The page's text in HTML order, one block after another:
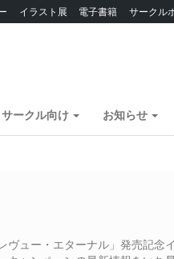
イラスト展 電子書籍 サークル
サークル向け お知らせ
ヴュー・エターナル」発売記念